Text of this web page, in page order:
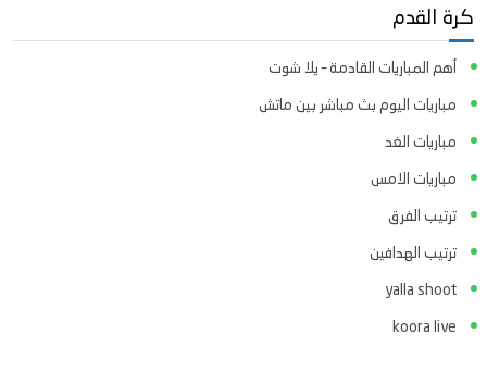
كرة القدم
أهم المباريات القادمة – يلا شوت
مباريات اليوم بث مباشر بين ماتش
مباريات الغد
مباريات الامس
ترتيب الفرق
ترتيب الهدافين
yalla shoot
koora live